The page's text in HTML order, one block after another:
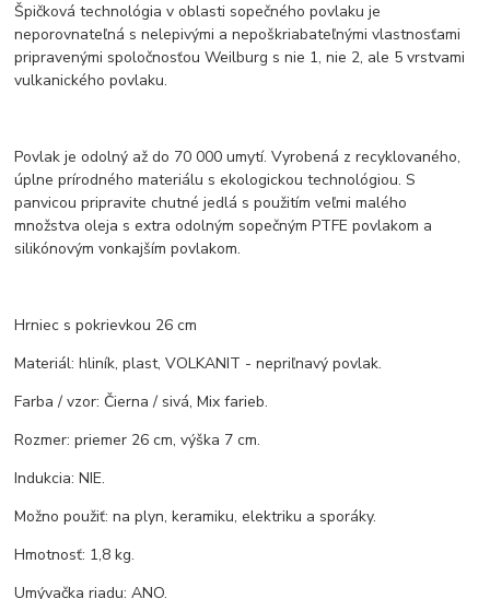
Špičková technológia v oblasti sopečného povlaku je
neporovnateľná s nelepivými a nepoškriabateľnými vlastnosťami
pripravenými spoločnosťou Weilburg s nie 1, nie 2, ale 5 vrstvami
vulkanického povlaku.
Povlak je odolný až do 70 000 umytí. Vyrobená z recyklovaného, ​​
úplne prírodného materiálu s ekologickou technológiou. S
panvicou pripravite chutné jedlá s použitím veľmi malého
množstva oleja s extra odolným sopečným PTFE povlakom a
silikónovým vonkajším povlakom.
Hrniec s pokrievkou 26 cm
Materiál: hliník, plast, VOLKANIT - nepriľnavý povlak.
Farba / vzor: Čierna / sivá, Mix farieb.
Rozmer: priemer 26 cm, výška 7 cm.
Indukcia: NIE.
Možno použiť: na plyn, keramiku, elektriku a sporáky.
Hmotnosť: 1,8 kg.
Umývačka riadu: ANO.